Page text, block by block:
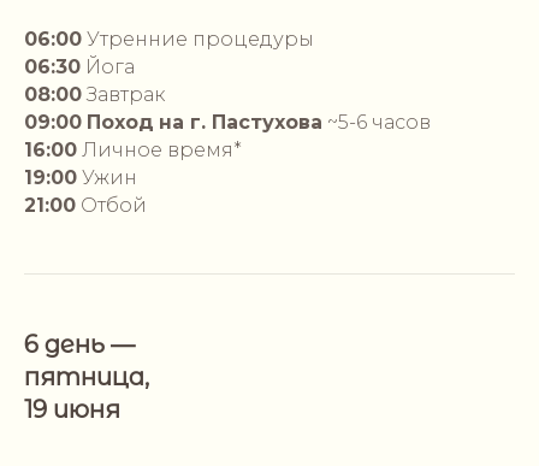
06:00 Утренние процедуры
06:30 Йога
08:00 Завтрак
09:00 Поход на г. Пастухова ~5-6 часов
16:00 Личное время*
19:00 Ужин
21:00 Отбой
6 день —
пятница,
19 июня